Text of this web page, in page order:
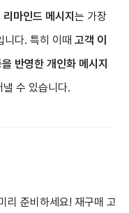
리마인드 메시지 는 가장
니다. 특히 이때 고객 이
반영한 개인화 메시지
수 있습니다.
준비하세요! 재구매 고객